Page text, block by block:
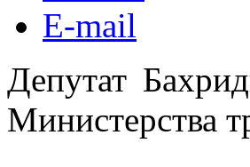
E-mail
Депутат
Министерства